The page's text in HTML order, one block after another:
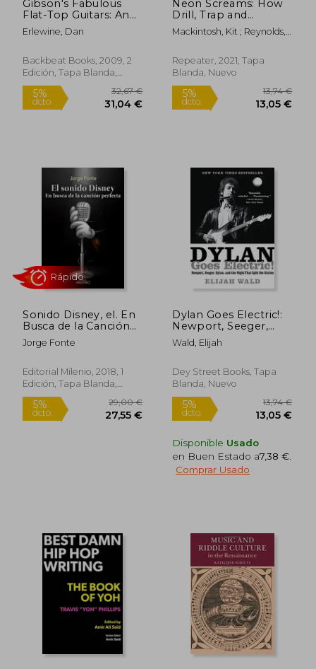
5%
dcto.
41,68 €
39,60 €
5%
dcto.
Gibson's Fabulous
Flat-Top Guitars: An
Illustrated History and
Guide (en Inglés)
Erlewine, Dan
Backbeat Books, 2009, 2
Edición, Tapa Blanda,
Nuevo
Neon Screams: How
Drill, Trap and
Bashment Made
Music New Again (en
Mackintosh, Kit ; Reynolds,
Repeater, 2021, Tapa
Blanda, Nuevo
Sonido Disney, el. En
Busca de la Canción
Perfecta (Música)
Jorge Fonte
Editorial Milenio, 2018, 1
Edición, Tapa Blanda,
Nuevo
Dylan Goes Electric!:
Newport, Seeger,
Dylan, and the Night
That Split the Sixties
Wald, Elijah
Dey Street Books, Tapa
Blanda, Nuevo
Disponible Usado
en Buen Estado a7,38 €
Comprar Usado